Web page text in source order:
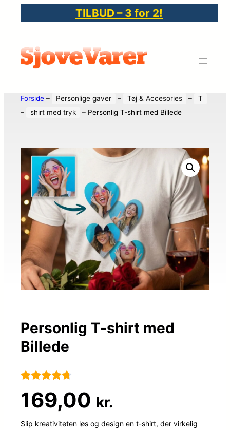
TILBUD – 3 for 2!
Forside – Personlige gaver – Tøj & Accesories –
T
–
shirt med tryk – Personlig T-shirt med Billede
Personlig T-shirt med
Billede
som4.6
ud af 5
169,00 kr.
Slip kreativiteten løs og design en t-shirt, der virkelig